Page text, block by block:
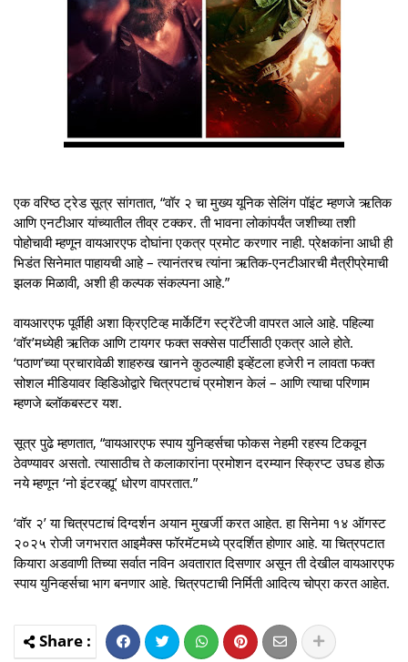
एक वरिष्ठ ट्रेड सूत्र सांगतात, “वॉर २ चा मुख्य यूनिक सेलिंग पॉइंट म्हणजे ऋतिक
आणि एनटीआर यांच्यातील तीव्र टक्कर. ती भावना लोकांपर्यंत जशीच्या तशी
पोहोचावी म्हणून वायआरएफ दोघांना एकत्र प्रमोट करणार नाही. प्रेक्षकांना आधी ही
भिडंत सिनेमात पाहायची आहे – त्यानंतरच त्यांना ऋतिक-एनटीआरची मैत्रीप्रेमाची
झलक मिळावी, अशी ही कल्पक संकल्पना आहे.”
वायआरएफ पूर्वीही अशा क्रिएटिव्ह मार्केटिंग स्ट्रॅटेजी वापरत आले आहे. पहिल्या
‘वॉर’मध्येही ऋतिक आणि टायगर फक्त सक्सेस पार्टीसाठी एकत्र आले होते.
‘पठाण’च्या प्रचारावेळी शाहरुख खानने कुठल्याही इव्हेंटला हजेरी न लावता फक्त
सोशल मीडियावर व्हिडिओद्वारे चित्रपटाचं प्रमोशन केलं – आणि त्याचा परिणाम
म्हणजे ब्लॉकबस्टर यश.
सूत्र पुढे म्हणतात, “वायआरएफ स्पाय युनिव्हर्सचा फोकस नेहमी रहस्य टिकवून
ठेवण्यावर असतो. त्यासाठीच ते कलाकारांना प्रमोशन दरम्यान स्क्रिप्ट उघड होऊ
नये म्हणून ‘नो इंटरव्ह्यू’ धोरण वापरतात.”
‘वॉर २’ या चित्रपटाचं दिग्दर्शन अयान मुखर्जी करत आहेत. हा सिनेमा १४ ऑगस्ट
२०२५ रोजी जगभरात आइमैक्स फॉरमॅटमध्ये प्रदर्शित होणार आहे. या चित्रपटात
कियारा अडवाणी तिच्या सर्वात नविन अवतारात दिसणार असून ती देखील वायआरएफ
स्पाय युनिव्हर्सचा भाग बनणार आहे. चित्रपटाची निर्मिती आदित्य चोप्रा करत आहेत.